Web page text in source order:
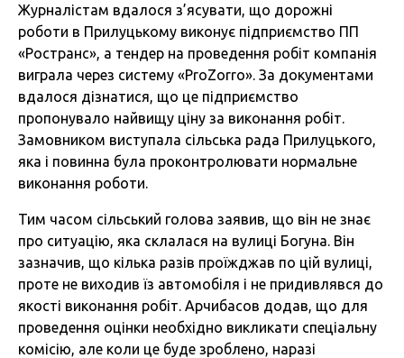
Журналістам вдалося з’ясувати, що дорожні
роботи в Прилуцькому виконує підприємство ПП
«Ространс», а тендер на проведення робіт компанія
виграла через систему «ProZorro». За документами
вдалося дізнатися, що це підприємство
пропонувало найвищу ціну за виконання робіт.
Замовником виступала сільська рада Прилуцького,
яка і повинна була проконтролювати нормальне
виконання роботи.
Тим часом сільський голова заявив, що він не знає
про ситуацію, яка склалася на вулиці Богуна. Він
зазначив, що кілька разів проїжджав по цій вулиці,
проте не виходив їз автомобіля і не придивлявся до
якості виконання робіт. Арчибасов додав, що для
проведення оцінки необхідно викликати спеціальну
комісію, але коли це буде зроблено, наразі